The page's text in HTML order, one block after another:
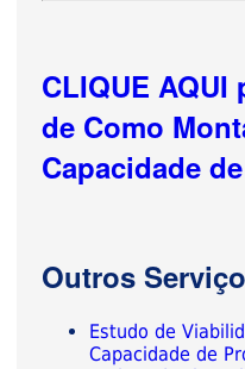
CLIQUE
de Como
Capacidade
Outros
Estudo de
Capacidade de